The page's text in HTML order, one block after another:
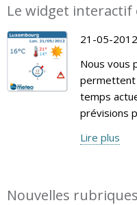
Le widget interactif
21-05-2012
Nous vous
permettent
temps
prévisions
Lire plus
Nouvelles